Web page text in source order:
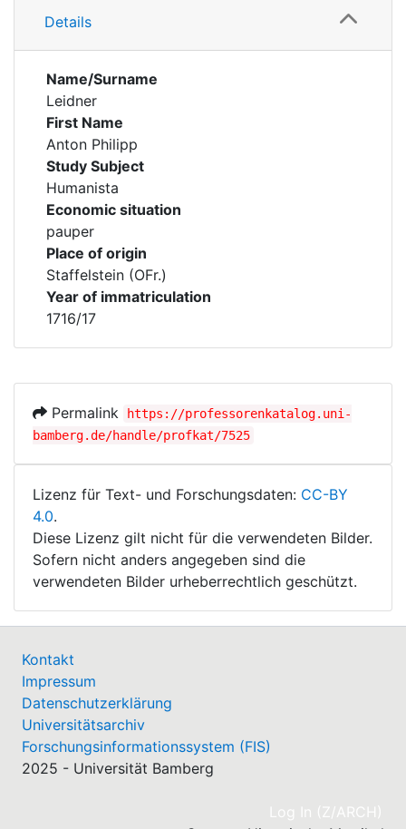
Details
Name/Surname
Leidner
First Name
Anton Philipp
Study Subject
Humanista
Economic situation
pauper
Place of origin
Staffelstein (OFr.)
Year of immatriculation
1716/17
Permalink
https://professorenkatalog.uni-
bamberg.de/handle/profkat/7525
Lizenz für Text- und Forschungsdaten: CC-BY
4.0.
Diese Lizenz gilt nicht für die verwendeten Bilder.
Sofern nicht anders angegeben sind die
verwendeten Bilder urheberrechtlich geschützt.
Kontakt
Impressum
Datenschutzerklärung
Universitätsarchiv
Forschungsinformationssystem (FIS)
2025 - Universität Bamberg
Log In (Z/ARCH)